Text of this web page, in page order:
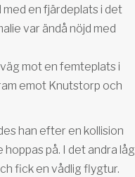
med en fjärdeplats i det
var ändå nöjd med
mot en femteplats i
emot Knutstorp och
han efter en kollision
på. I det andra låg
fick en vådlig flygtur.